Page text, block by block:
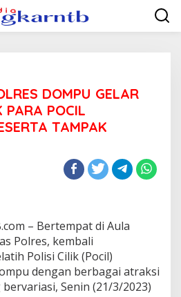
DOMPU GELAR
POCIL
TAMPAK
– Bertempat di Aula
Polres, kembali
Polisi Cilik (Pocil)
dengan berbagai atraksi
Senin (21/3/2023)